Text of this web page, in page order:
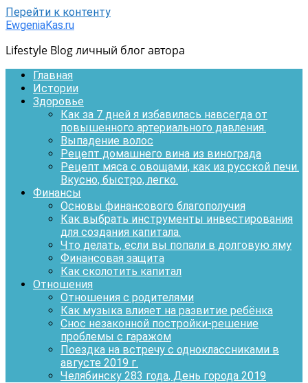
Перейти к контенту
EwgeniaKas.ru
Lifestyle Blog личный блог автора
Главная
Истории
Здоровье
Как за 7 дней я избавилась навсегда от
повышенного артериального давления.
Выпадение волос
Рецепт домашнего вина из винограда
Рецепт мяса с овощами, как из русской печи.
Вкусно, быстро, легко.
Финансы
Основы финансового благополучия
Как выбрать инструменты инвестирования
для создания капитала.
Что делать, если вы попали в долговую яму
Финансовая защита
Как сколотить капитал
Отношения
Отношения с родителями
Как музыка влияет на развитие ребёнка
Снос незаконной постройки-решение
проблемы с гаражом
Поездка на встречу с одноклассниками в
августе 2019 г.
Челябинску 283 года, День города 2019